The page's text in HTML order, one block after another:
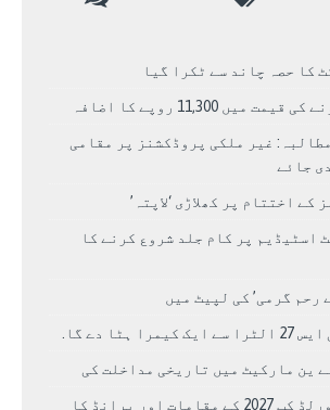
کا حصہ چاند سے ٹکرا گیا
11,300 روپے کا اضافہ
غیر ملکی پروڈکشنز پر مقامی
جائے
کے اختتام پر کھلاڑی ‘لاپتہ’
اسٹیڈیم پر کام جلد شروع کرنے کا
رحم گرمی’ کی لپیٹ میں
ہٹا دے گا.
ین مارکیٹ میں تاریخی مداخلت کی
مردوں کے کرکٹ ورلڈ کپ 2027 کے مقامات اور برانڈ کا